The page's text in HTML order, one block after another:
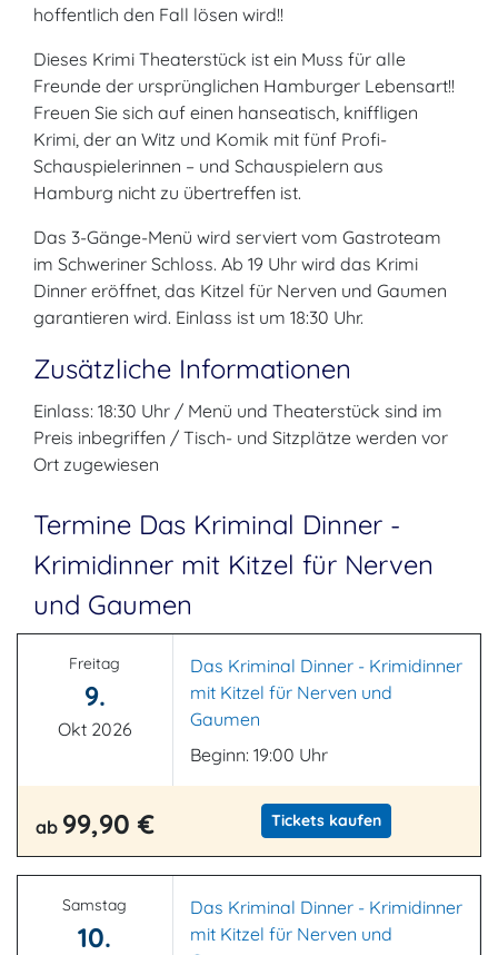
hoffentlich den Fall lösen wird!!
Dieses Krimi Theaterstück ist ein Muss für alle
Freunde der ursprünglichen Hamburger Lebensart!!
Freuen Sie sich auf einen hanseatisch, kniffligen
Krimi, der an Witz und Komik mit fünf Profi-
Schauspielerinnen – und Schauspielern aus
Hamburg nicht zu übertreffen ist.
Das 3-Gänge-Menü wird serviert vom Gastroteam
im Schweriner Schloss. Ab 19 Uhr wird das Krimi
Dinner eröffnet, das Kitzel für Nerven und Gaumen
garantieren wird. Einlass ist um 18:30 Uhr.
Zusätzliche Informationen
Einlass: 18:30 Uhr / Menü und Theaterstück sind im
Preis inbegriffen / Tisch- und Sitzplätze werden vor
Ort zugewiesen
Termine Das Kriminal Dinner -
Krimidinner mit Kitzel für Nerven
und Gaumen
Freitag
9.
Okt 2026
Das Kriminal Dinner - Krimidinner
mit Kitzel für Nerven und
Gaumen
Beginn: 19:00 Uhr
ab 99,90 € Tickets kaufen
Samstag
10.
Das Kriminal Dinner - Krimidinner
mit Kitzel für Nerven und